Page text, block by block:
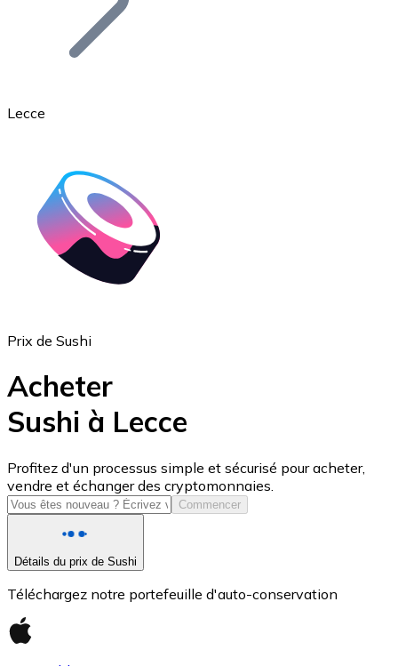
Ethereum
ETH
USD Coin
USDC
Lecce
Prix de Sushi
Acheter
Sushi à Lecce
Profitez d'un processus simple et sécurisé pour acheter,
vendre et échanger des cryptomonnaies.
Commencer
Détails du prix de Sushi
Téléchargez notre portefeuille d'auto-conservation